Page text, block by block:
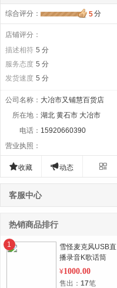
综合评分 ： 5分
店铺评分：
描述相符 5 分
服务态度 5 分
发货速度 5 分
公司名称 ： 大冶市又铺慧百货店
所在地 ： 湖北 黄石市 大冶市
电话 ： 15920660390
营业执照 ：
收藏 动态 
客服中心
热销商品排行
1
雪怪麦克风USB直
播录音K歌话筒
¥1000.00
售出： 17笔